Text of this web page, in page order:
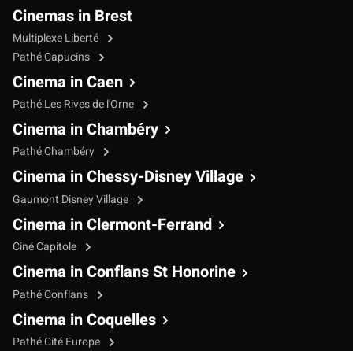
Cinemas in Brest
Multiplexe Liberté
Pathé Capucins
Cinema in Caen
Pathé Les Rives de l'Orne
Cinema in Chambéry
Pathé Chambéry
Cinema in Chessy-Disney Village
Gaumont Disney Village
Cinema in Clermont-Ferrand
Ciné Capitole
Cinema in Conflans St Honorine
Pathé Conflans
Cinema in Coquelles
Pathé Cité Europe